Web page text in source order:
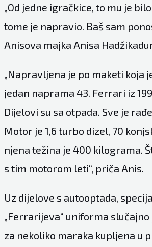
„Od jedne igračkice, to mu je
tome je napravio. Baš sam
Anisova majka Anisa
„Napravljena je po maketi koja
jedan naprama 43. Ferrari iz
Dijelovi su sa otpada. Sve je
Motor je 1,6 turbo dizel, 70
njena težina je 400 kilograma.
s tim motorom leti“, priča Anis.
Uz dijelove s autooptada,
„Ferrarijeva“ uniforma
za nekoliko maraka kupljena u